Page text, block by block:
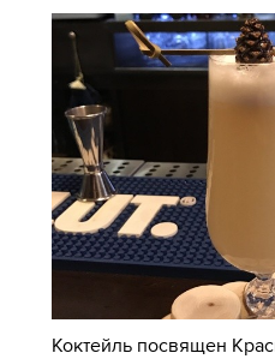
Коктейль посвящен